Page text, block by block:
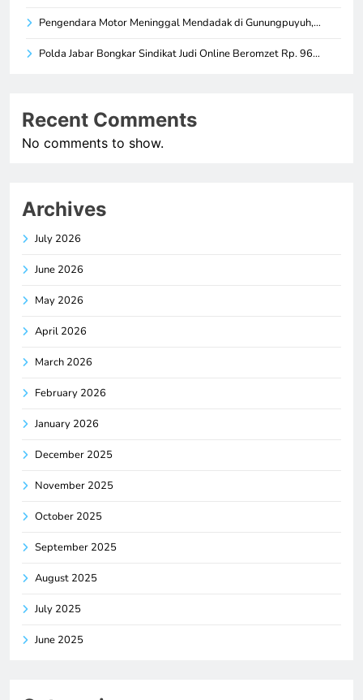
Pengendara Motor Meninggal Mendadak di Gunungpuyuh,…
Polda Jabar Bongkar Sindikat Judi Online Beromzet Rp. 96…
Recent Comments
No comments to show.
Archives
July 2026
June 2026
May 2026
April 2026
March 2026
February 2026
January 2026
December 2025
November 2025
October 2025
September 2025
August 2025
July 2025
June 2025